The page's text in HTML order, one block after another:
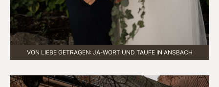
VON LIEBE GETRAGEN: JA-WORT UND TAUFE IN ANSBACH